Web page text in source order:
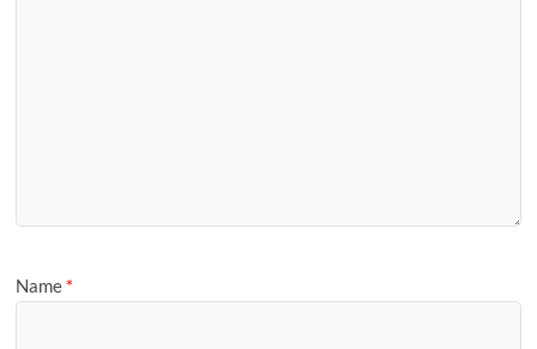
Name *